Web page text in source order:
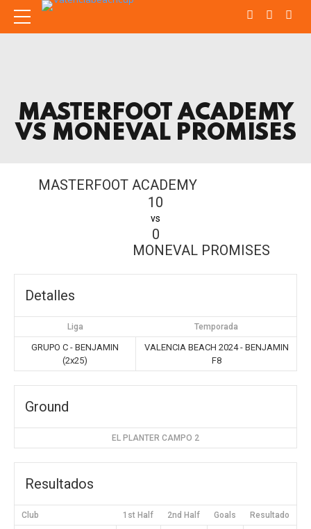
MASTERFOOT ACADEMY
VS MONEVAL PROMISES
MASTERFOOT ACADEMY
10
vs
0
MONEVAL PROMISES
Detalles
Liga Temporada
GRUPO C - BENJAMIN
(2x25)
VALENCIA BEACH 2024 - BENJAMIN
F8
Ground
EL PLANTER CAMPO 2
Resultados
Club 1st Half 2nd Half Goals Resultado